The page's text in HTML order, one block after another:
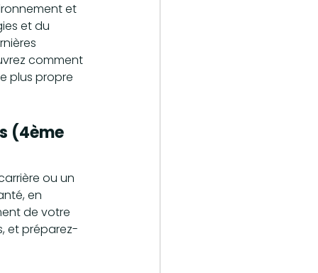
et
et du
comment
plus propre
(4ème
ou un
en
de votre
et préparez-